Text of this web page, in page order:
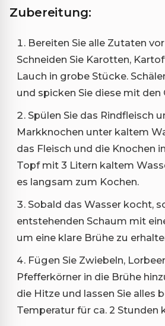
Zubereitung:
Bereiten Sie alle Zutaten
Schneiden Sie Karotten,
Lauch in grobe Stücke.
und spicken Sie diese mit den
Spülen Sie das Rindfleisch
Markknochen unter kaltem
das Fleisch und die Knochen
Topf mit 3 Litern kaltem
es langsam zum Kochen.
Sobald das Wasser kocht,
entstehenden Schaum mit
um eine klare Brühe zu
Fügen Sie Zwiebeln,
Pfefferkörner in die Brühe
die Hitze und lassen Sie alles
Temperatur für ca. 2 Stunden